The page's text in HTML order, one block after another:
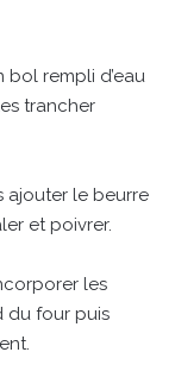
bol rempli d’eau
trancher
ajouter le beurre
et poivrer.
les
du four puis